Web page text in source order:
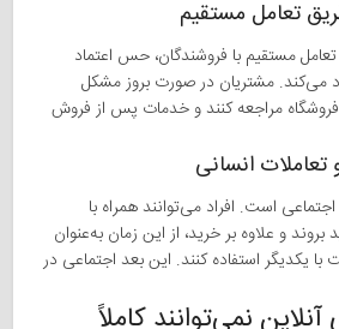
مستقیم با فروشندگان، حس اعتماد
می‌کند. مشتریان در صورت بروز مشکل
فروشگاه مراجعه کنند و خدمات پس از فروش
است. افراد می‌توانند همراه با
بروند و علاوه بر خرید، از این زمان به‌عنوان
یکدیگر استفاده کنند. این بعد اجتماعی در
نمی‌توانند کاملاً